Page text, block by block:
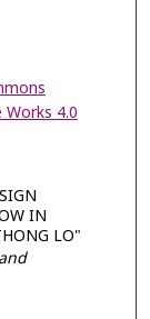
4.0
IN
LO"